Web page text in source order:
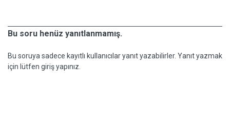
Bu soru henüz yanıtlanmamış.
Bu soruya sadece kayıtlı kullanıcılar yanıt yazabilirler. Yanıt yazmak
için lütfen giriş yapınız.